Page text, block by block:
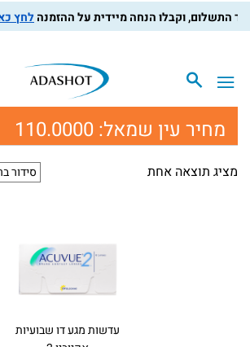
לחץ כאן
מחיר עין שמאל: 110.0000
מציג תוצאה אחת
עדשות מגע דו שבועיות